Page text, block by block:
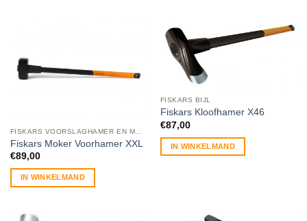
Fiskars Moker Voorhamer XXL
€89,00
IN WINKELMAND
FISKARS BIJL
Fiskars Kloofhamer X46
€87,00
IN WINKELMAND